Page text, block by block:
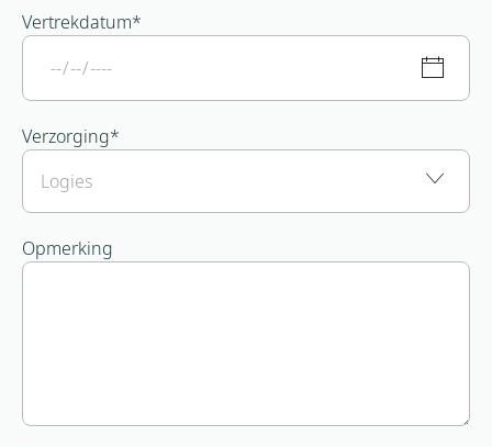
Vertrekdatum*
Verzorging*
Opmerking